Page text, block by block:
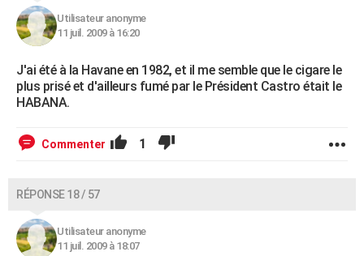
Utilisateur anonyme
11 juil. 2009 à 16:20
J'ai été à la Havane en 1982, et il me semble que le cigare le
plus prisé et d'ailleurs fumé par le Président Castro était le
HABANA.
Commenter 1
RÉPONSE 18 / 57
Utilisateur anonyme
11 juil. 2009 à 18:07